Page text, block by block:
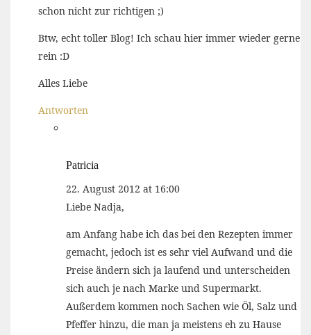
schon nicht zur richtigen ;)
Btw, echt toller Blog! Ich schau hier immer wieder gerne
rein :D
Alles Liebe
Antworten
Patricia
22. August 2012 at 16:00
Liebe Nadja,
am Anfang habe ich das bei den Rezepten immer
gemacht, jedoch ist es sehr viel Aufwand und die
Preise ändern sich ja laufend und unterscheiden
sich auch je nach Marke und Supermarkt.
Außerdem kommen noch Sachen wie Öl, Salz und
Pfeffer hinzu, die man ja meistens eh zu Hause